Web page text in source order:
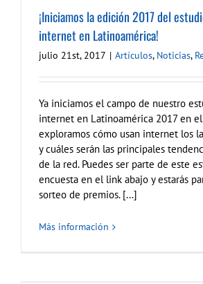
¡Iniciamos la edición 2017 del
internet en Latinoamérica!
julio 21st, 2017 | Artículos, Noticias,
Ya iniciamos el campo de nuestro
internet en Latinoamérica 2017 en
exploramos cómo usan internet los
y cuáles serán las principales
de la red. Puedes ser parte de este
encuesta en el link abajo y estarás
sorteo de premios. [...]
Más información